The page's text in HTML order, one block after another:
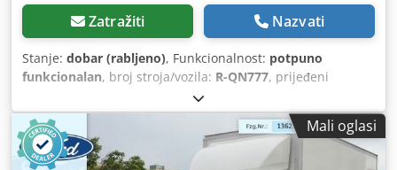
Zatražiti Nazvati
Stanje: dobar (rabljeno), Funkcionalnost: potpuno
funkcionalan, broj stroja/vozila: R-QN777, prijeđeni
, snaga:130 kW (176,75 KS)
registracija:05/2024, vrsta goriva:dizel, masa praznog
vozila:2.506 kg , maksimalna nosivost:994 kg, ukupna
masa:3.500 kg, sljedeći pregled (TÜV): 03/2028
, gorivo:
Mali oglasi